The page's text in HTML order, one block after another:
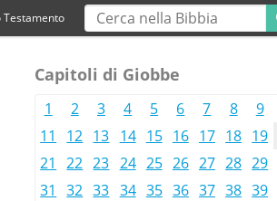
Testamento
Capitoli di Giobbe
1 2 3 4 5 6 7 8 9
11
12 13 14 15 16 17 18 19
21 22 23 24 25 26 27 28 29
31
32 33 34 35 36 37 38 39